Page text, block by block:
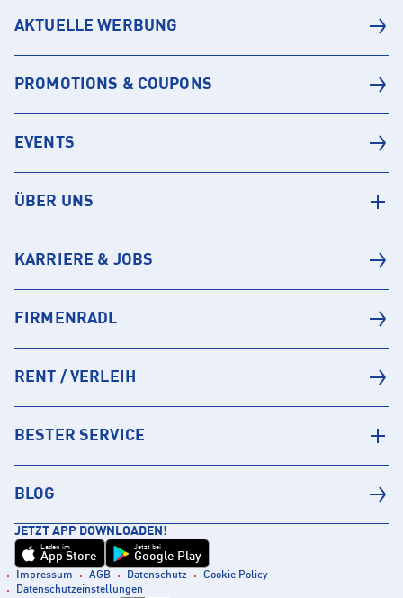
AKTUELLE WERBUNG
PROMOTIONS & COUPONS
EVENTS
ÜBER UNS
KARRIERE & JOBS
FIRMENRADL
RENT / VERLEIH
BESTER SERVICE
BLOG
JETZT APP DOWNLOADEN!
Laden im
App Store
Jetzt bei
Google Play
Impressum AGB Datenschutz
Cookie Policy
Datenschutzeinstellungen